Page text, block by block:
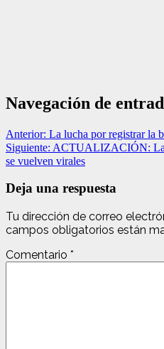
Navegación de
Anterior: La lucha por registrar la
Siguiente: ACTUALIZACIÓN: Las
se vuelven virales
Deja una respuesta
Tu dirección de correo
campos obligatorios están
Comentario *